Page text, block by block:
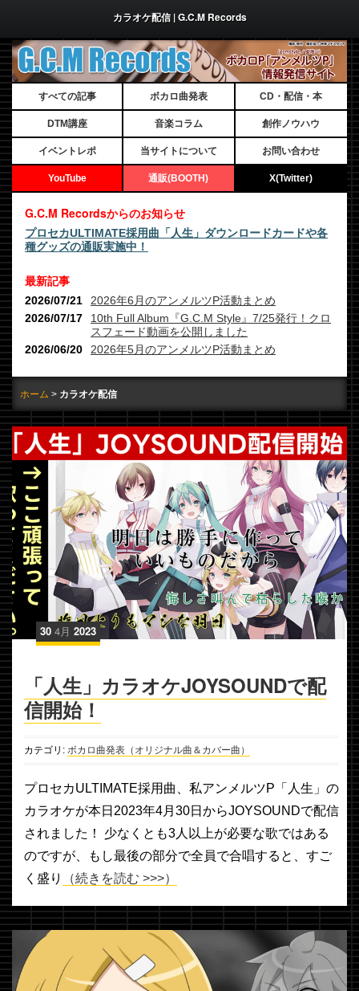
カラオケ配信 | G.C.M Records
すべての記事 ボカロ曲発表 CD・配信・本
DTM講座 音楽コラム 創作ノウハウ
イベントレポ 当サイトについて お問い合わせ
YouTube 通販(BOOTH) X(Twitter)
G.C.M Recordsからのお知らせ
プロセカULTIMATE採用曲「人生」ダウンロードカードや各
種グッズの通販実施中！
最新記事
2026年6月のアンメルツP活動まとめ
2026/07/21
10th Full Album『G.C.M Style』7/25発行！クロ
スフェード動画を公開しました
2026/07/17
2026年5月のアンメルツP活動まとめ
2026/06/20
ホーム カラオケ配信
30 4月 2023
「人生」カラオケJOYSOUNDで配
信開始！
カテゴリ: ボカロ曲発表（オリジナル曲＆カバー曲）
プロセカULTIMATE採用曲、私アンメルツP「人生」の
カラオケが本日2023年4月30日からJOYSOUNDで配信
されました！ 少なくとも3人以上が必要な歌ではある
のですが、もし最後の部分で全員で合唱すると、すご
く盛り
（続きを読む >>>）